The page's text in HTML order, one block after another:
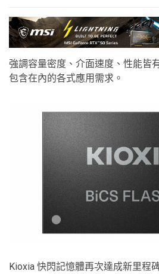
強調容量密度、介面速度、性能皆
包含在內的各式應用需求。
Kioxia 快閃記憶體再次達成新里程